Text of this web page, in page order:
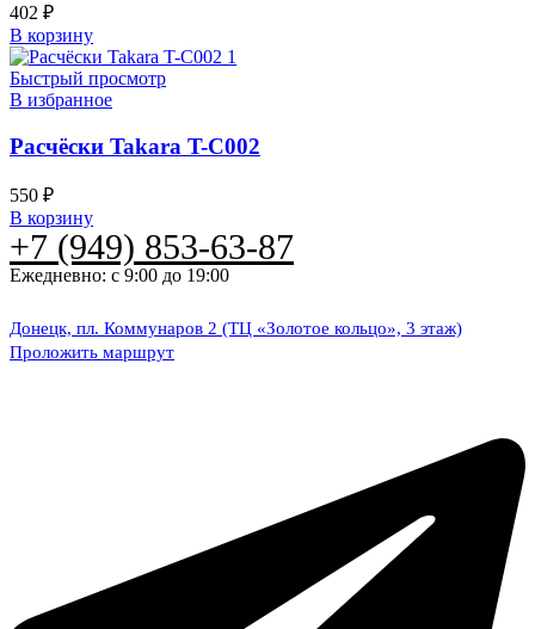
402 ₽
В корзину
Быстрый просмотр
В избранное
Расчёски Takara T-C002
550 ₽
В корзину
+7 (949) 853-63-87
Ежедневно: с 9:00 до 19:00
Донецк, пл. Коммунаров 2 (ТЦ «Золотое кольцо», 3 этаж)
Проложить маршрут